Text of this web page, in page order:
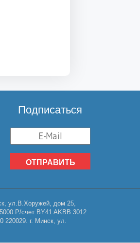
Подписаться
ОТПРАВИТЬ
ул.В.Хоружей, дом 25,
Р/счет BY41 AKBB 3012
г. Минск, ул.